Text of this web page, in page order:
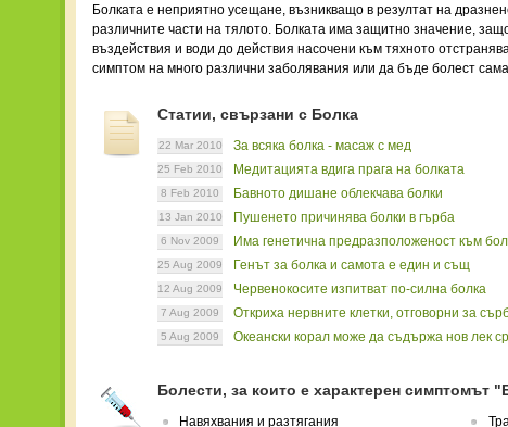
Болката е неприятно усещане, възникващо в резултат на
различните части на тялото. Болката има защитно значение,
въздействия и води до действия насочени към тяхното
симптом на много различни заболявания или да бъде болест
Статии, свързани с Болка
22 Mar 2010 За всяка болка - масаж с мед
25 Feb 2010 Медитацията вдига прага на болката
8 Feb 2010 Бавното дишане облекчава болки
13 Jan 2010 Пушенето причинява болки в гърба
6 Nov 2009 Има генетична предразположеност към
25 Aug 2009 Генът за болка и самота е един и същ
12 Aug 2009 Червенокосите изпитват по-силна болка
7 Aug 2009 Откриха нервните клетки, отговорни за
5 Aug 2009 Океански корал може да съдържа нов лек
Болести, за които е характерен симптомът
Навяхвания и разтягания